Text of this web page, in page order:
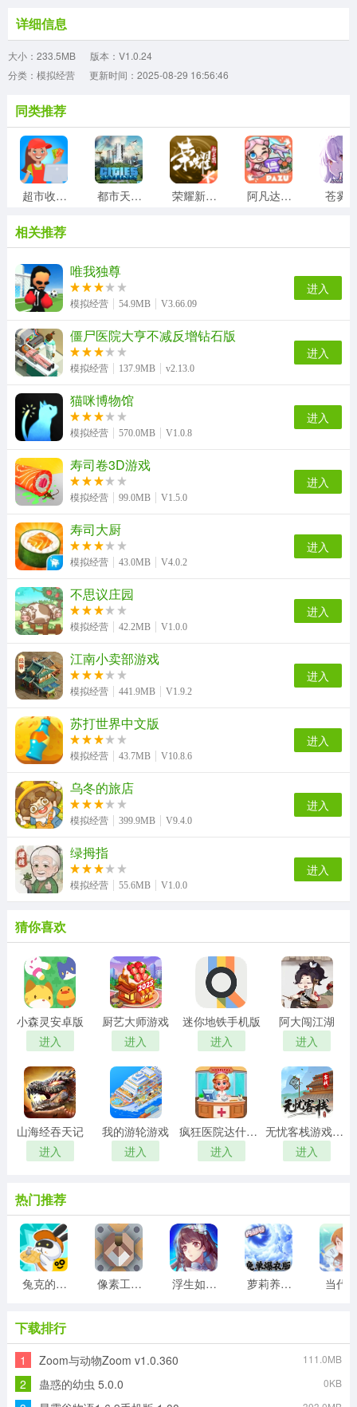
详细信息
大小：233.5MB
版本：V1.0.24
分类：模拟经营
更新时间：2025-08-29 16:56:46
同类推荐
超市收银员 都市天际线 荣耀新三国 阿凡达世界正版 苍雾
相关推荐
唯我独尊
模拟经营 54.9MB V3.66.09
进入
僵尸医院大亨不减反增钻石版
模拟经营 137.9MB v2.13.0
进入
猫咪博物馆
模拟经营 570.0MB V1.0.8
进入
寿司卷3D游戏
模拟经营 99.0MB V1.5.0
进入
寿司大厨
模拟经营 43.0MB V4.0.2
进入
不思议庄园
模拟经营 42.2MB V1.0.0
进入
江南小卖部游戏
模拟经营 441.9MB V1.9.2
进入
苏打世界中文版
模拟经营 43.7MB V10.8.6
进入
乌冬的旅店
模拟经营 399.9MB V9.4.0
进入
绿拇指
模拟经营 55.6MB V1.0.0
进入
猜你喜欢
小森灵安卓版
进入
厨艺大师游戏
进入
迷你地铁手机版
进入
阿大闯江湖
进入
山海经吞天记
进入
我的游轮游戏
进入
疯狂医院达什医生
进入
无忧客栈游戏红包版
进入
热门推荐
兔克的餐厅游戏 像素工厂模组最新版 浮生如梦亦如烟游戏版 萝莉养成计划 当代
下载排行
1 Zoom与动物Zoom v1.0.360 111.0MB
2 蛊惑的幼虫 5.0.0 0KB